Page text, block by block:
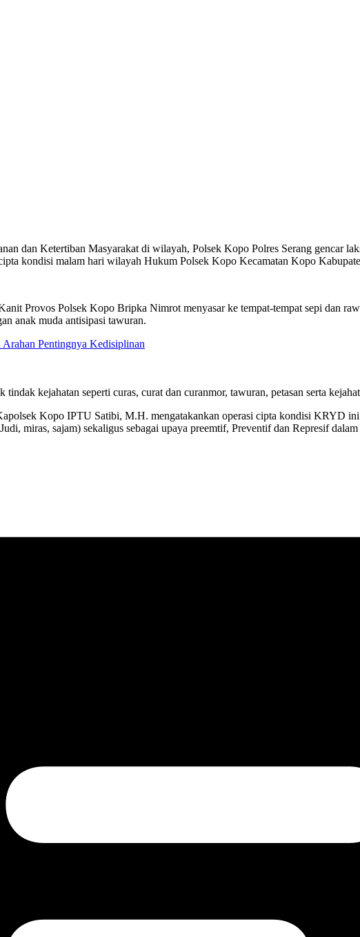
dan Ketertiban Masyarakat di wilayah, Polsek Kopo Polres Serang gencar
kondisi malam hari wilayah Hukum Polsek Kopo Kecamatan Kopo
Provos Polsek Kopo Bripka Nimrot menyasar ke tempat-tempat sepi dan
anak muda antisipasi tawuran.
Pentingnya Kedisiplinan
kejahatan seperti curas, curat dan curanmor, tawuran, petasan serta
Kopo IPTU Satibi, M.H. mengatakankan operasi cipta kondisi KRYD ini
miras, sajam) sekaligus sebagai upaya preemtif, Preventif dan Represif